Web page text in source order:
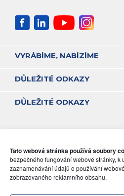
Tato webová stránka používá soubory
bezpečného fungování webové stránky, k
zaznamenávání údajů o používání
zobrazovaného reklamního obsahu.
VYRÁBÍME, NABÍZÍME
DŮLEŽITÉ ODKAZY
DŮLEŽITÉ ODKAZY